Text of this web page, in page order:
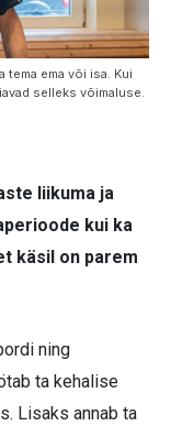
tema ema või isa. Kui
selleks võimaluse.
liikuma ja
kui ka
käsil on parem
ning
ta kehalise
Lisaks annab ta